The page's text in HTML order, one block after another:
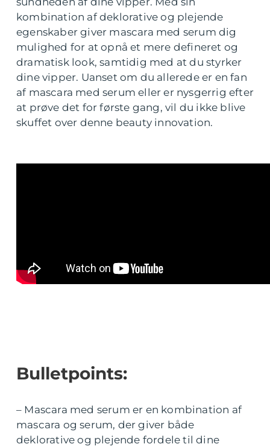
kombination af deklorative og plejende
egenskaber giver mascara med serum dig
mulighed for at opnå et mere defineret og
dramatisk look, samtidig med at du styrker
dine vipper. Uanset om du allerede er en fan
af mascara med serum eller er nysgerrig efter
at prøve det for første gang, vil du ikke blive
skuffet over denne beauty innovation.
Bulletpoints:
– Mascara med serum er en kombination af
mascara og serum, der giver både
deklorative og plejende fordele til dine